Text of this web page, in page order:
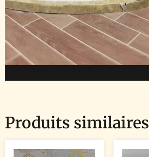
Produits similaires